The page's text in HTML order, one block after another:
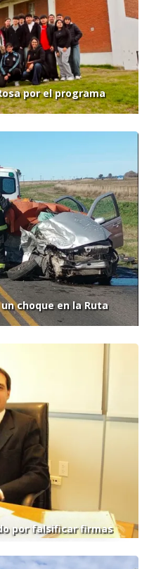
por el programa
choque en la Ruta
por falsificar firmas